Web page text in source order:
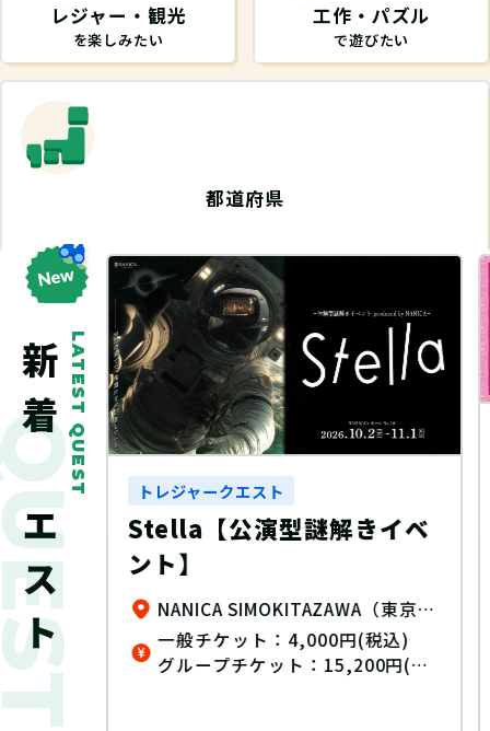
レジャー・観光
を楽しみたい
工作・パズル
で遊びたい
都道府県
LATEST QUEST
新着クエスト
ベ
NANICA SIMOKITAZAWA（東京都 下北沢）
)
込)
トレジャークエスト リアル宝探し
ゆめタウン・ゆめマート謎
解きラリー